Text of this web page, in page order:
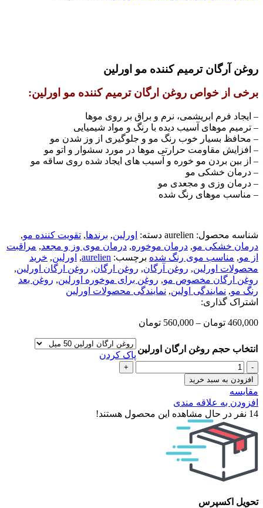
روغن آرگان ترمیم کننده مو اورلین
برخی از خواص روغن ارگان ترمیم کننده مو اورلین:
– ایجاد فرم ابریشمی، نرم و براق بر روی موها
– ترمیم موهای آسیب دیده با رنگ و مواد شیمیایی
– محافظ بسیار خوب رنگ مو و جلوگیری از وز شدن مو
– افزایش مقاومت حرارتی موها در مورد سشوار و اتو مو
– از بین بردن مو خوره و آسیب های ایجاد شده روی ساقه مو
– درمان خشکی مو
– درمان وزی و مجعدی مو
– مناسب موهای رنگ شده
شناسه محصول: aurelien دسته: اورلین, برندها, تقویت کننده مو,
درمان خشکی مو, درمان موخوره, درمان موی وز و مجعد, مراقبت
از مو, مناسب موی رنگ شده برچسب: aurelien
, اورلین, خرید
محصولات اورلین, روغن آرگان, روغن ارگان, روغن ارگان اورلین,
روغن ارگان مخصوص مو, روغن برای موخوره اورلین, روغن بعد
رنگ مو, نمایندگی اولین, نمایندگی محصولات اورلین
اشتراک گذاری:
460,000 تومان –
560,000 تومان
انتخاب حجم روغن ارگان اورلین
پاک کردن
روغن
آرگان
ترمیم
کننده
مو
اورلین
عدد
افزودن به سبد خرید
مقایسه
افزودن به علاقه مندی
14 نفر در حال مشاهده این محصول هستند!
تحویل اکسپرس